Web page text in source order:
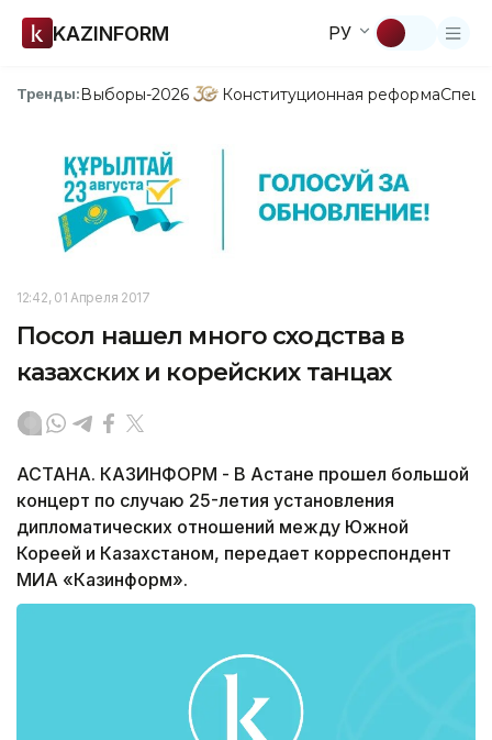
KAZINFORM РУ
Тренды:Выборы-2026 Конституционная реформа
12:42, 01 Апреля 2017
Посол нашел много сходства в
казахских и корейских танцах
АСТАНА. КАЗИНФОРМ - В Астане прошел большой
концерт по случаю 25-летия установления
дипломатических отношений между Южной
Кореей и Казахстаном, передает корреспондент
МИА «Казинформ».